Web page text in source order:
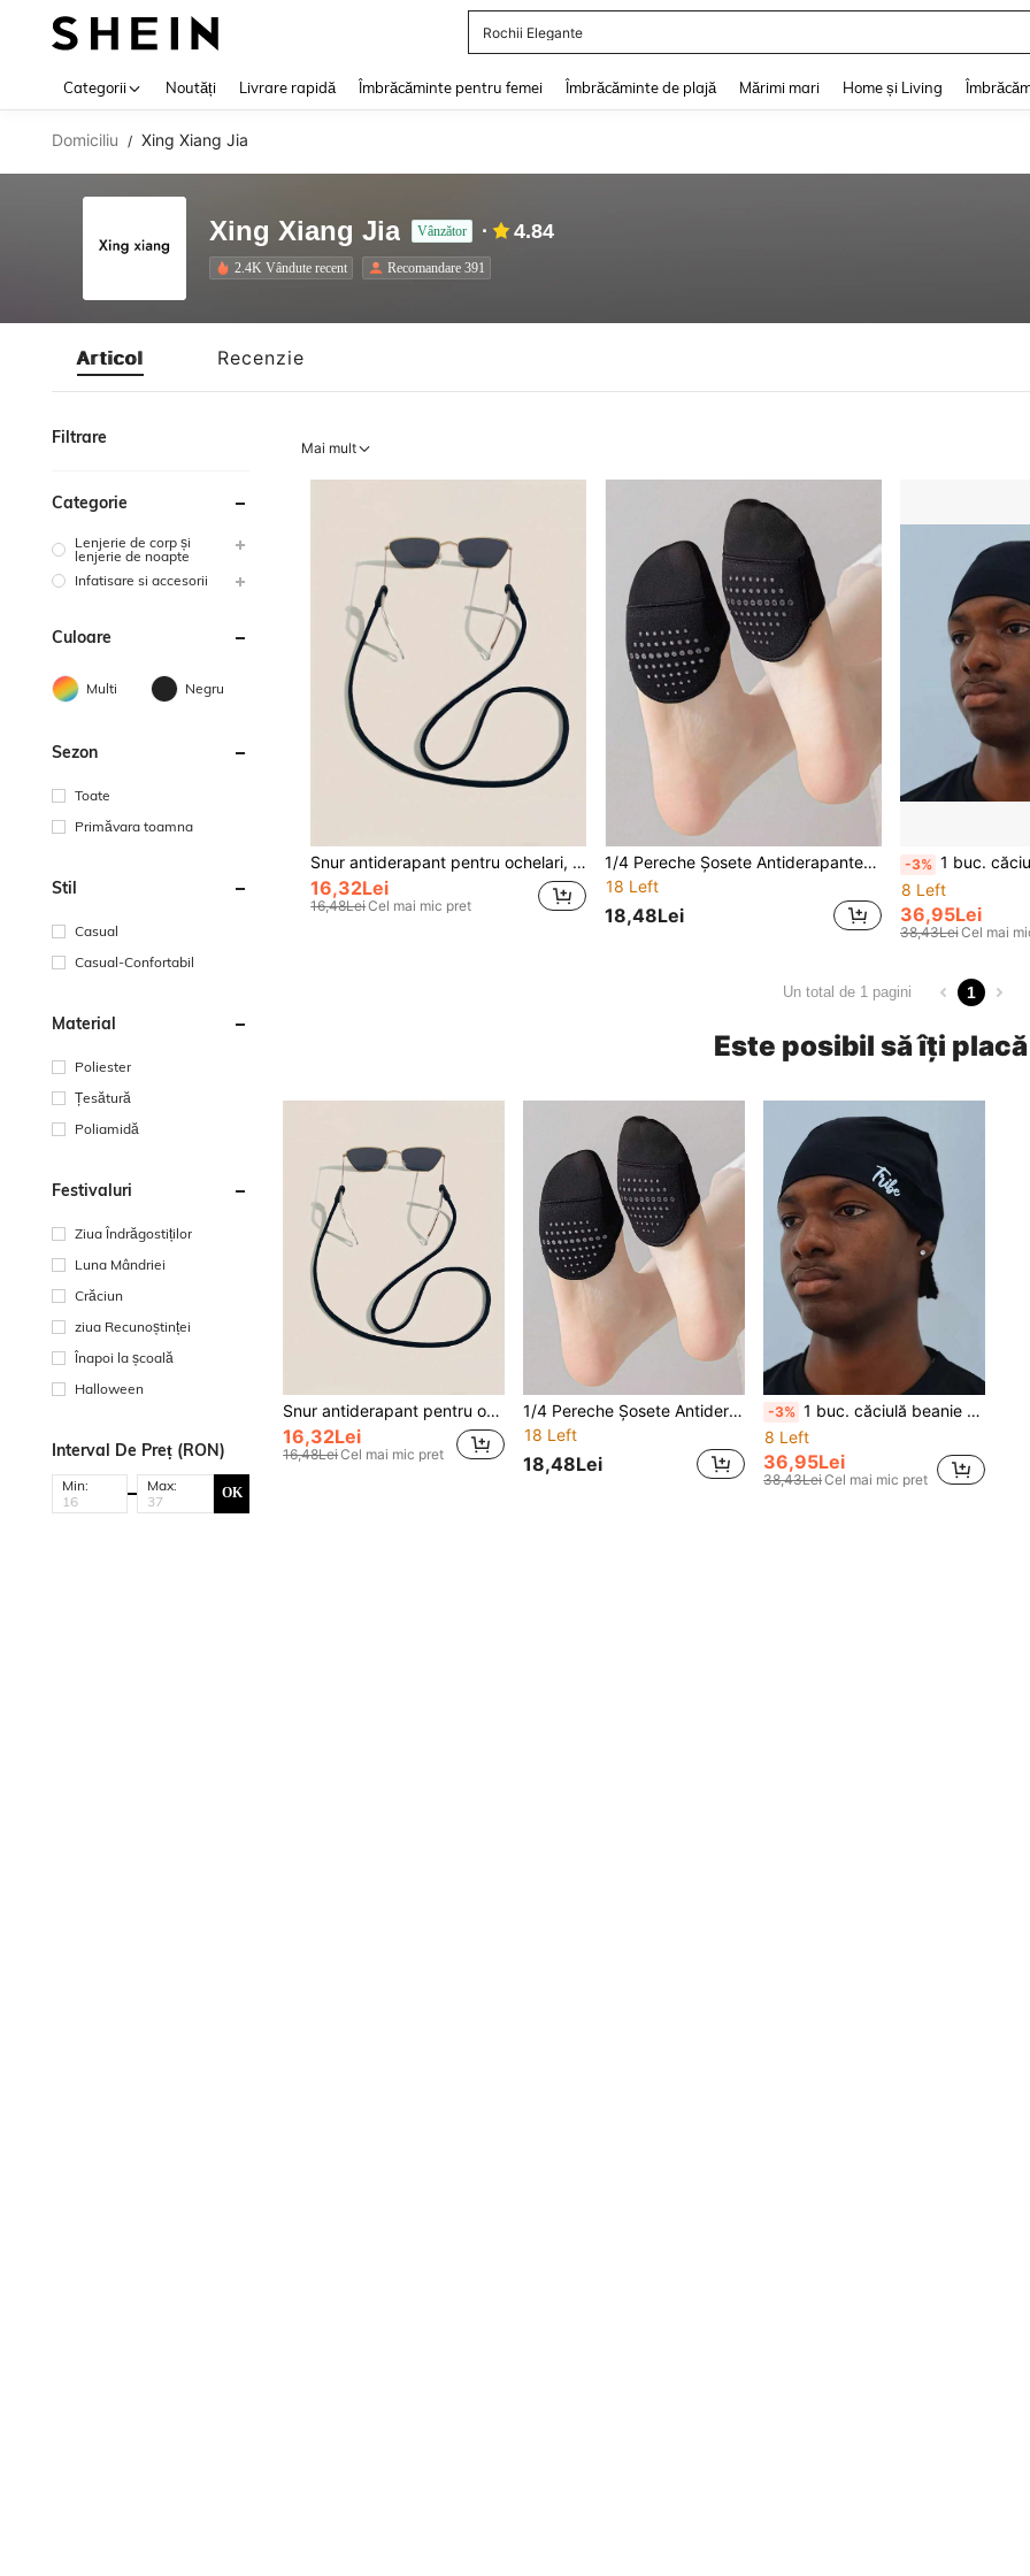
Rochii Elegante
Categorii Noutăți Livrare rapidă Îmbrăcăminte pentru femei Îmbrăcăminte de plajă Mărimi mari Home și Living
Domiciliu / Xing Xiang Jia
Xing Xiang Jia Vânzător 4.84
2.4K Vândute recent Recomandare 391
Articol Recenzie
Filtrare
Categorie
Lenjerie de corp și
lenjerie de noapte
Infatisare si accesorii
Culoare
Multi Negru
Sezon
Toate
Primăvara toamna
Stil
Casual
Casual-Confortabil
Material
Poliester
Țesătură
Poliamidă
Festivaluri
Ziua Îndrăgostiților
Luna Mândriei
Crăciun
ziua Recunoștinței
Înapoi la școală
Halloween
Interval De Preț (RON)
Min: Max: OK
Mai mult
Snur antiderapant pentru ochelari, potrivit pentru bărbați și femei, lanț pentru ochelari, accesorii pentru ochelari, alegere ideală cadou
16,32Lei
16,48LeiCel mai mic pret
1/4 Pereche Șosete Antiderapante Invizibile Subțiri cu Jumătate de Deget pentru Femei, Șosete Casual cu Croi Jos, Vară
18 Left
18,48Lei
-3% 1 buc. căciulă beanie cu imprimeu litere gotice, tricotată pentru vreme rece, strat unic, personalizată, stilată, tip pullover, din nailon elastic, sport, cu uscare rapidă și
8 Left
36,95Lei
38,43LeiCel mai
Un total de 1 pagini 1
Este posibil să îți
Snur antiderapant pentru ochelari, potrivit pentru bărbați și femei, lanț pentru ochelari, accesorii pentru ochelari, alegere ideală cadou
16,32Lei
16,48LeiCel mai mic pret
1/4 Pereche Șosete Antiderapante Invizibile Subțiri cu Jumătate de Deget pentru Femei, Șosete Casual cu Croi Jos, Vară
18 Left
18,48Lei
-3% 1 buc. căciulă beanie cu imprimeu litere gotice, tricotată pentru vreme rece, strat unic, personalizată, stilată, tip pullover, din nailon elastic, sport, cu uscare rapidă și respirabilă, pentru ciclism în aer liber, unisex, casual, la modă, cu craniu brodat, stil hip hop, minimalistă, cu schelet brodat, din lână, subțire, streetwear, pentru toate anotimpele, purtare zilnică, accesoriu de cap, căciulă cu căptușeală, cagulă interioară pentru cască
8 Left
36,95Lei
38,43LeiCel mai mic pret